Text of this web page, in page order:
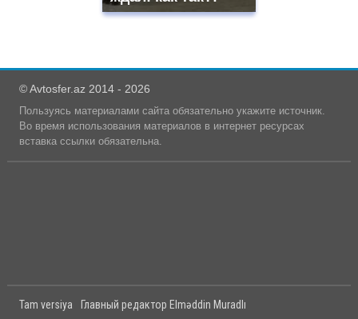
© Avtosfer.az 2014 - 2026
Пользуясь материалами сайта обязательно укажите источник.
Во время использования материалов в интернет ресурсах
вставка ссылки обязательна.
Tam versiya
Главный редактор Elməddin Muradlı